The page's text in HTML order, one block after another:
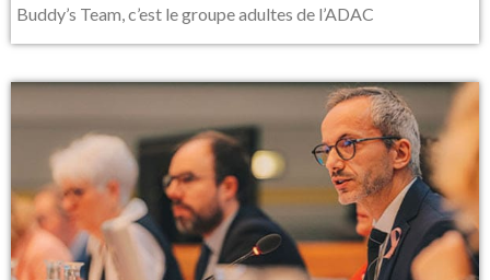
Buddy’s Team, c’est le groupe adultes de l’ADAC